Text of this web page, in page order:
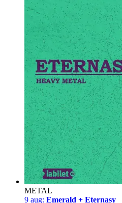
METAL
9 aug: Emerald + Eternasy